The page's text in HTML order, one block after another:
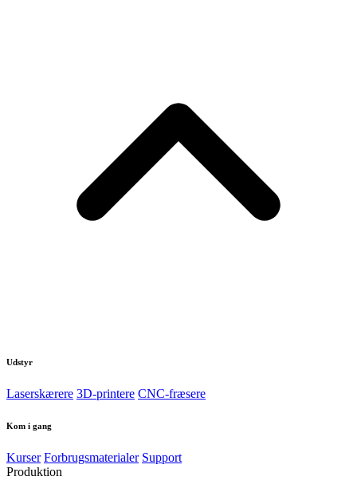
Udstyr
Laserskærere 3D-printere CNC-fræsere
Kom i gang
Kurser Forbrugsmaterialer Support
Produktion